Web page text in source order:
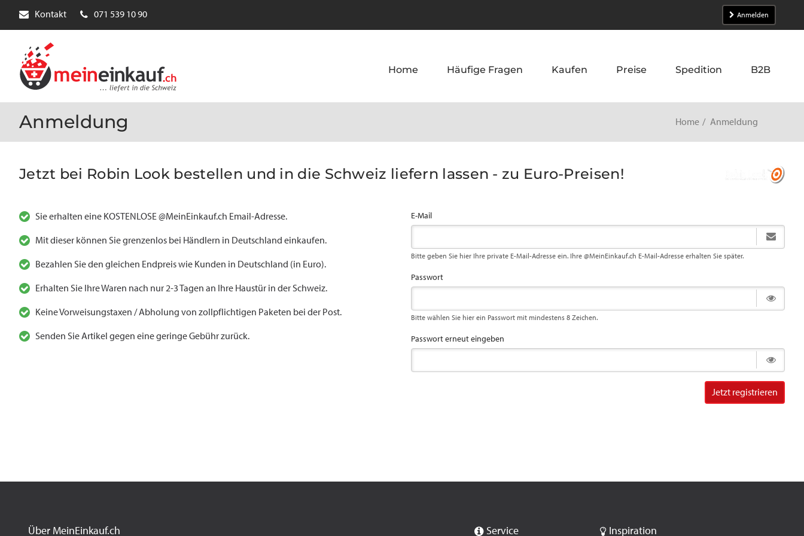
Kontakt 071 539 10 90 Anmelden
Home Häufige Fragen Kaufen Preise Spedition B2B
Anmeldung Home Anmeldung
Jetzt bei Robin Look bestellen und in die Schweiz liefern lassen - zu Euro-Preisen!
E-Mail
Bitte geben Sie hier Ihre private E-Mail-Adresse ein. Ihre @MeinEinkauf.ch E-Mail-Adresse erhalten Sie später.
Passwort
Bitte wählen Sie hier ein Passwort mit mindestens 8 Zeichen.
Passwort erneut eingeben
Jetzt registrieren
Sie erhalten eine KOSTENLOSE @MeinEinkauf.ch Email-Adresse.
Mit dieser können Sie grenzenlos bei Händlern in Deutschland einkaufen.
Bezahlen Sie den gleichen Endpreis wie Kunden in Deutschland (in Euro).
Erhalten Sie Ihre Waren nach nur 2-3 Tagen an Ihre Haustür in der Schweiz.
Keine Vorweisungstaxen / Abholung von zollpflichtigen Paketen bei der Post.
Senden Sie Artikel gegen eine geringe Gebühr zurück.
Über MeinEinkauf.ch Service Inspiration